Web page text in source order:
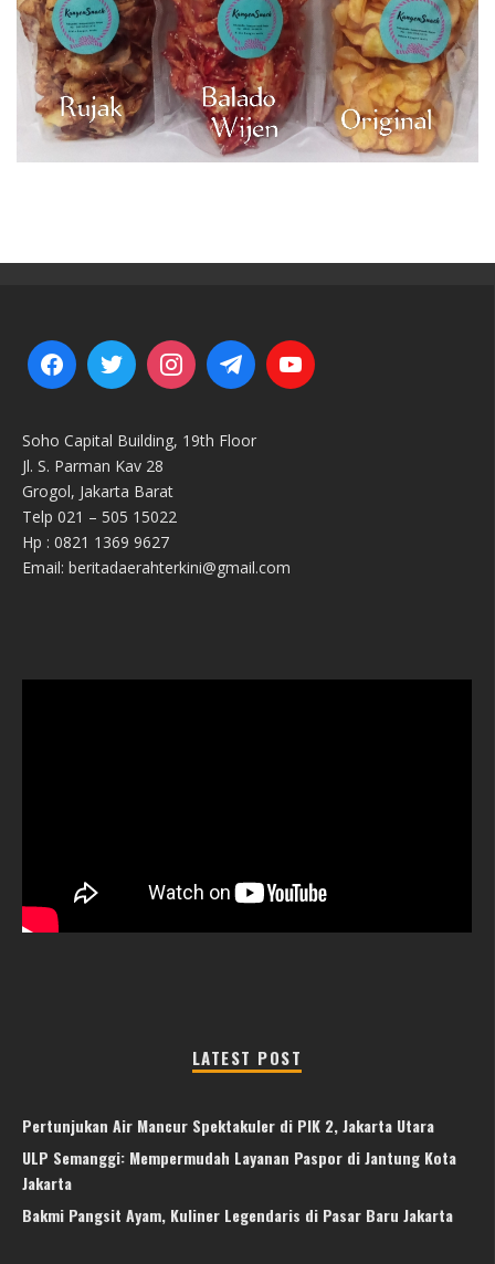
Soho Capital Building, 19th Floor
Jl. S. Parman Kav 28
Grogol, Jakarta Barat
Telp 021 – 505 15022
Hp : 0821 1369 9627
Email: beritadaerahterkini@gmail.com
LATEST POST
Pertunjukan Air Mancur Spektakuler di PIK 2, Jakarta Utara
ULP Semanggi: Mempermudah Layanan Paspor di Jantung Kota
Jakarta
Bakmi Pangsit Ayam, Kuliner Legendaris di Pasar Baru Jakarta